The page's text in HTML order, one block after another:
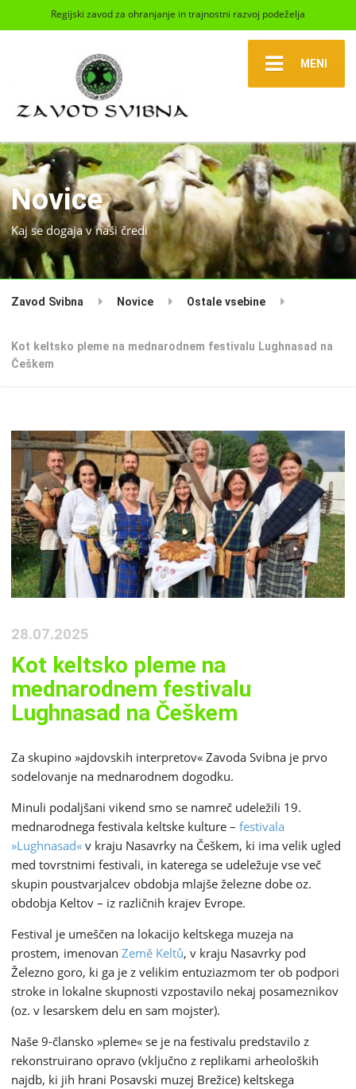
Regijski zavod za ohranjanje in trajnostni razvoj podeželja
MENI
Novice
Kaj se dogaja v naši čredi
Zavod Svibna Novice Ostale vsebine
Kot keltsko pleme na mednarodnem festivalu Lughnasad na
Češkem
28.07.2025
Kot keltsko pleme na
mednarodnem festivalu
Lughnasad na Češkem
Za skupino »ajdovskih interpretov« Zavoda Svibna je prvo
sodelovanje na mednarodnem dogodku.
Minuli podaljšani vikend smo se namreč udeležili 19.
mednarodnega festivala keltske kulture –festivala
»Lughnasad« v kraju Nasavrky na Češkem, ki ima velik ugled
med tovrstnimi festivali, in katerega se udeležuje vse več
skupin poustvarjalcev obdobja mlajše železne dobe oz.
obdobja Keltov – iz različnih krajev Evrope.
Festival je umeščen na lokacijo keltskega muzeja na
prostem, imenovanZemě Keltů, v kraju Nasavrky pod
Železno goro, ki ga je z velikim entuziazmom ter ob podpori
stroke in lokalne skupnosti vzpostavilo nekaj posameznikov
(oz. v lesarskem delu en sam mojster).
Naše 9-člansko »pleme« se je na festivalu predstavilo z
rekonstruirano opravo (vključno z replikami arheoloških
najdb, ki jih hrani Posavski muzej Brežice) keltskega